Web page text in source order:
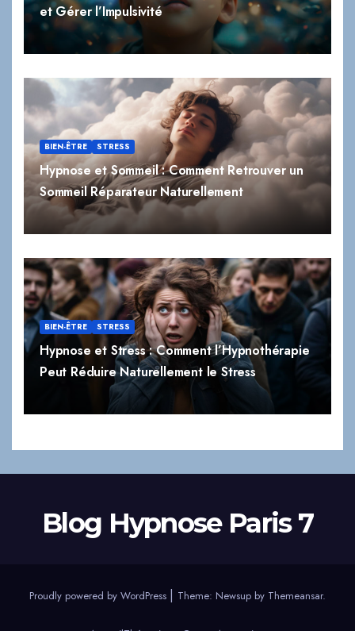
et Gérer l’Impulsivité
BIEN-ÊTRE STRESS
Hypnose et Sommeil : Comment Retrouver un
Sommeil Réparateur Naturellement
BIEN-ÊTRE STRESS
Hypnose et Stress : Comment l’Hypnothérapie
Peut Réduire Naturellement le Stress
Blog Hypnose Paris 7
Proudly powered by WordPress | Theme: Newsup by Themeansar.